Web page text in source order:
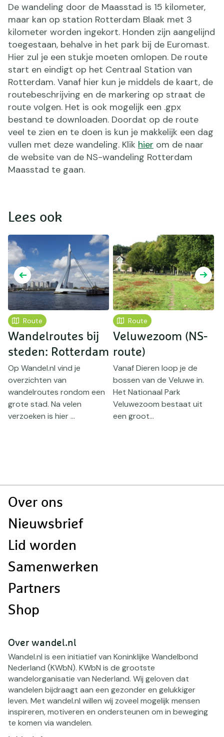
De wandeling door de Maasstad is 15 kilometer,
maar kan op station Rotterdam Blaak met 3
kilometer worden ingekort. Honden zijn aangelijnd
toegestaan, behalve in het park bij de Euromast.
Hier zul je een stukje moeten omlopen. De route
start en eindigt op het Centraal Station van
Rotterdam. Vanaf hier kun je middels de kaart, de
routebeschrijving en de markering op straat de
route volgen. Het is ook mogelijk een .gpx
bestand te downloaden. Doordat op de route
veel te zien en te doen is kun je makkelijk een dag
vullen met deze wandeling. Klik hier om de naar
de website van de NS-wandeling Rotterdam
Maasstad te gaan.
Lees ook
Route
Wandelroutes bij
steden: Rotterdam
Op Wandel.nl vind je
overzichten van
wandelroutes rondom een
grote stad. Na velen
verzoeken is hier ...
Route
Veluwezoom (NS-
route)
Vanaf Dieren loop je de
bossen van de Veluwe in.
Het Nationaal Park
Veluwezoom bestaat uit
een groot...
Doormat
Over ons
Nieuwsbrief
Lid worden
Samenwerken
Partners
Shop
Over wandel.nl
Wandel.nl is een initiatief van Koninklijke Wandelbond
Nederland (KWbN). KWbN is de grootste
wandelorganisatie van Nederland. Wij geloven dat
wandelen bijdraagt aan een gezonder en gelukkiger
leven. Met wandel.nl willen wij zoveel mogelijk mensen
inspireren, motiveren en ondersteunen om in beweging
te komen via wandelen.